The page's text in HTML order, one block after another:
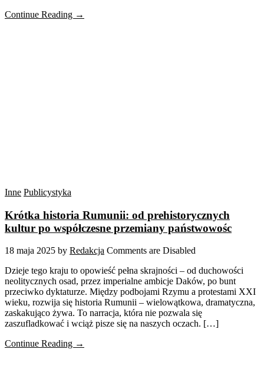
Continue Reading →
Inne Publicystyka
Krótka historia Rumunii: od prehistorycznych
kultur po współczesne przemiany państwowośc
18 maja 2025 by Redakcja Comments are Disabled
Dzieje tego kraju to opowieść pełna skrajności – od duchowości
neolitycznych osad, przez imperialne ambicje Daków, po bunt
przeciwko dyktaturze. Między podbojami Rzymu a protestami XXI
wieku, rozwija się historia Rumunii – wielowątkowa, dramatyczna,
zaskakująco żywa. To narracja, która nie pozwala się
zaszufladkować i wciąż pisze się na naszych oczach. […]
Continue Reading →